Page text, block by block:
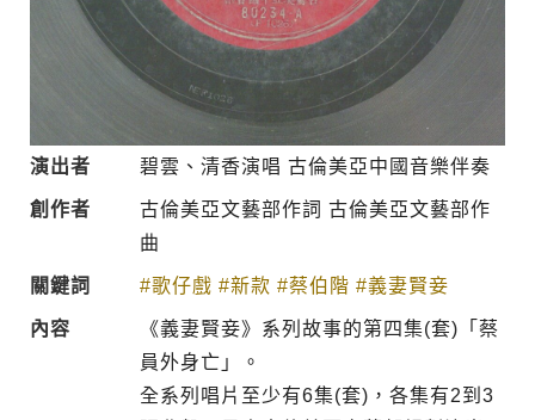
演出者 碧雲、清香演唱 古倫美亞中國音樂伴奏
創作者
古倫美亞文藝部作詞 古倫美亞文藝部作
曲
關鍵詞 #歌仔戲 #新款 #蔡伯階 #義妻賢妾
內容
《義妻賢妾》系列故事的第四集(套)「蔡
員外身亡」。
全系列唱片至少有6集(套)，各集有2到3